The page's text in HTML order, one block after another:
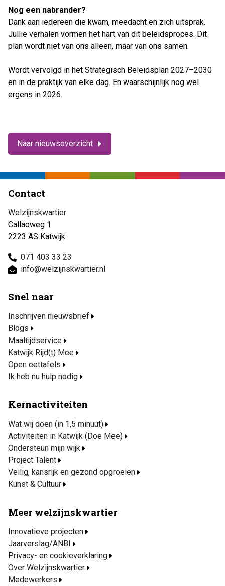
Nog een nabrander?
Dank aan iedereen die kwam, meedacht en zich uitsprak.
Jullie verhalen vormen het hart van dit beleidsproces. Dit
plan wordt niet van ons alleen, maar van ons samen.
Wordt vervolgd in het Strategisch Beleidsplan 2027–2030
en in de praktijk van elke dag. En waarschijnlijk nog wel
ergens in 2026.
Naar nieuwsoverzicht
Contact
Welzijnskwartier
Callaoweg 1
2223 AS Katwijk
071 403 33 23
info@welzijnskwartier.nl
Snel naar
Inschrijven nieuwsbrief
Blogs
Maaltijdservice
Katwijk Rijd(t) Mee
Open eettafels
Ik heb nu hulp nodig
Kernactiviteiten
Wat wij doen (in 1,5 minuut)
Activiteiten in Katwijk (Doe Mee)
Ondersteun mijn wijk
Project Talent
Veilig, kansrijk en gezond opgroeien
Kunst & Cultuur
Meer welzijnskwartier
Innovatieve projecten
Jaarverslag/ANBI
Privacy- en cookieverklaring
Over Welzijnskwartier
Medewerkers